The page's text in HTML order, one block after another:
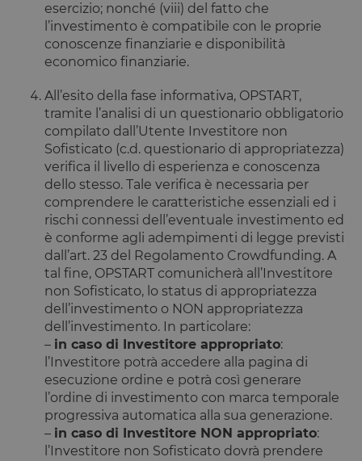
esercizio; nonché (viii) del fatto che
l’investimento è compatibile con le proprie
conoscenze finanziarie e disponibilità
economico finanziarie.
All’esito della fase informativa, OPSTART,
tramite l’analisi di un questionario obbligatorio
compilato dall’Utente Investitore non
Sofisticato (c.d. questionario di appropriatezza)
verifica il livello di esperienza e conoscenza
dello stesso. Tale verifica è necessaria per
comprendere le caratteristiche essenziali ed i
rischi connessi dell’eventuale investimento ed
è conforme agli adempimenti di legge previsti
dall’art. 23 del Regolamento Crowdfunding. A
tal fine, OPSTART comunicherà all’Investitore
non Sofisticato, lo status di appropriatezza
dell’investimento o NON appropriatezza
dell’investimento. In particolare:
– in caso di Investitore appropriato:
l’Investitore potrà accedere alla pagina di
esecuzione ordine e potrà così generare
l’ordine di investimento con marca temporale
progressiva automatica alla sua generazione.
– in caso di Investitore NON appropriato:
l’Investitore non Sofisticato dovrà prendere
__cfruid
Cloudflare
Inc.
.calendly.com
Sessione
associato ai
XSRF-TOKEN
www.opstart.it
1 ora 59
minuti
per aiutare
sicurezza del
prevenire
attacchi
Site Request
Forgery.
OptanonConsent
OneTrust LLC
.calendly.com
1 anno
Questo
è impostato
dalla
soluzione di
conformità
hanno
prestato o
revocato il
consenso
ciascuna